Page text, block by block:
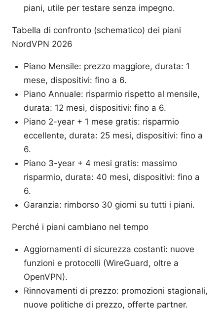
piani, utile per testare senza impegno.
Tabella di confronto (schematico) dei piani
NordVPN 2026
Piano Mensile: prezzo maggiore, durata: 1
mese, dispositivi: fino a 6.
Piano Annuale: risparmio rispetto al mensile,
durata: 12 mesi, dispositivi: fino a 6.
Piano 2-year + 1 mese gratis: risparmio
eccellente, durata: 25 mesi, dispositivi: fino a
6.
Piano 3-year + 4 mesi gratis: massimo
risparmio, durata: 40 mesi, dispositivi: fino a
6.
Garanzia: rimborso 30 giorni su tutti i piani.
Perché i piani cambiano nel tempo
Aggiornamenti di sicurezza costanti: nuove
funzioni e protocolli (WireGuard, oltre a
OpenVPN).
Rinnovamenti di prezzo: promozioni stagionali,
nuove politiche di prezzo, offerte partner.